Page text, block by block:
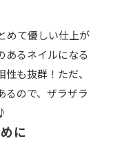
めて優しい仕上が
あるネイルになる
も抜群！ただ、
るので、ザラザラ
に